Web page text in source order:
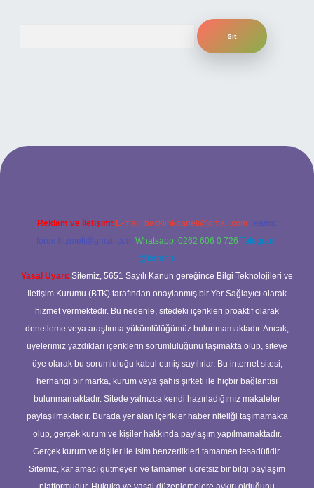
giriş
Reklam ve İletişim: E-mail: backlinkpaneli@gmail.com Teams:
forumhizmeti@gmail.com Whatsapp: 0262 606 0 726 Telegram:
@karabul
Yasal Uyarı: Sitemiz, 5651 Sayılı Kanun gereğince Bilgi Teknolojileri ve
İletişim Kurumu (BTK) tarafından onaylanmış bir Yer Sağlayıcı olarak
hizmet vermektedir. Bu nedenle, sitedeki içerikleri proaktif olarak
denetleme veya araştırma yükümlülüğümüz bulunmamaktadır. Ancak,
üyelerimiz yazdıkları içeriklerin sorumluluğunu taşımakta olup, siteye
üye olarak bu sorumluluğu kabul etmiş sayılırlar. Bu internet sitesi,
herhangi bir marka, kurum veya şahıs şirketi ile hiçbir bağlantısı
bulunmamaktadır. Sitede yalnızca kendi hazırladığımız makaleler
paylaşılmaktadır. Burada yer alan içerikler haber niteliği taşımamakta
olup, gerçek kurum ve kişiler hakkında paylaşım yapılmamaktadır.
Gerçek kurum ve kişiler ile isim benzerlikleri tamamen tesadüfidir.
Sitemiz, kar amacı gütmeyen ve tamamen ücretsiz bir bilgi paylaşım